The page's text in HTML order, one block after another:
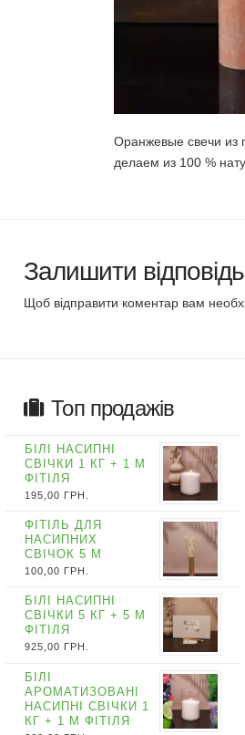
Оранжевые свечи из
делаем из 100 %
Залишити відповідь
Щоб відправити коментар вам
Топ продажів
БІЛІ НАСИПНІ
СВІЧКИ 1 КГ + 1 М
ФІТІЛЯ
195,00 ГРН.
ФІТІЛЬ ДЛЯ
НАСИПНИХ
СВІЧОК 5 М
100,00 ГРН.
БІЛІ НАСИПНІ
СВІЧКИ 5 КГ + 5 М
ФІТІЛЯ
925,00 ГРН.
БІЛІ
АРОМАТИЗОВАНІ
НАСИПНІ СВІЧКИ 1
КГ + 1 М ФІТІЛЯ